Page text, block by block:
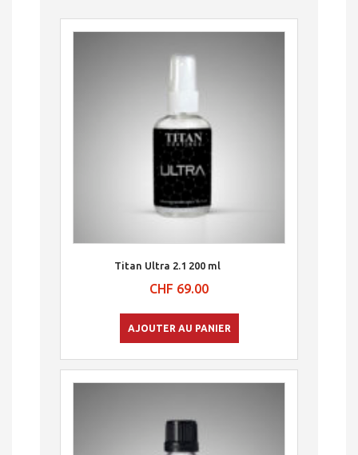
Titan Ultra 2.1 200 ml
CHF 69.00
AJOUTER AU PANIER